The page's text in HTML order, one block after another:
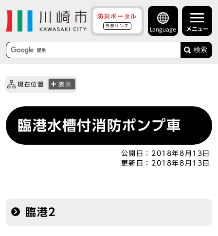
防災ポータル
外部リンク
Language メニュー
検索
現在位置 表示
臨港水槽付消防ポンプ車
公開日： 2018年8月13日
更新日： 2018年8月13日
臨港2